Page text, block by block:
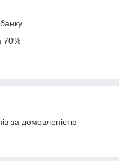
70%
за домовленістю